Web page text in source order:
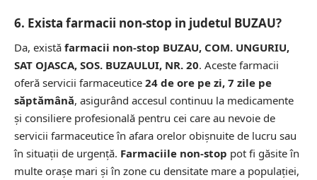
6. Exista farmacii non-stop in judetul BUZAU?
Da, există farmacii non-stop BUZAU, COM. UNGURIU,
SAT OJASCA, SOS. BUZAULUI, NR. 20. Aceste farmacii
oferă servicii farmaceutice 24 de ore pe zi, 7 zile pe
săptămână, asigurând accesul continuu la medicamente
și consiliere profesională pentru cei care au nevoie de
servicii farmaceutice în afara orelor obișnuite de lucru sau
în situații de urgență. Farmaciile non-stop pot fi găsite în
multe orașe mari și în zone cu densitate mare a populației,